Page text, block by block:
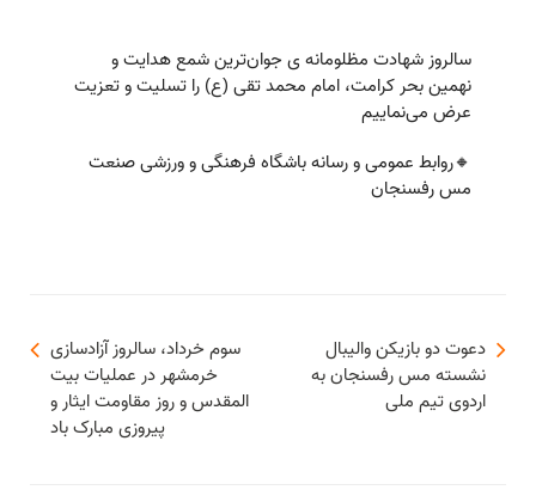
سالروز شهادت مظلومانه ی جوان‌ترین شمع هدایت و
نهمین بحر کرامت، امام محمد تقی (ع) را تسلیت و تعزیت
عرض می‌نماییم
🔸روابط عمومی و رسانه باشگاه فرهنگی و ورزشی صنعت
مس رفسنجان
سوم خرداد، سالروز آزادسازی
خرمشهر در عملیات بیت
المقدس و روز مقاومت ایثار و
پیروزی مبارک باد
دعوت دو بازیکن والیبال
نشسته مس رفسنجان به
اردوی تیم ملی